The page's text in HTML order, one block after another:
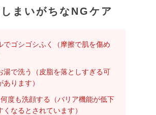
まいがちなNGケア
でゴシゴシふく（摩擦で肌を傷め
湯で洗う（皮脂を落としすぎる可
あります）
度も洗顔する（バリア機能が低下
くなるとされています）